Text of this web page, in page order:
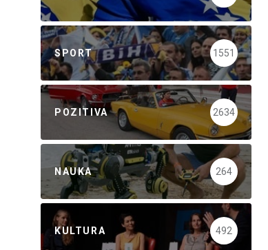
SPORT 1551
POZITIVA 2634
NAUKA 264
KULTURA 492